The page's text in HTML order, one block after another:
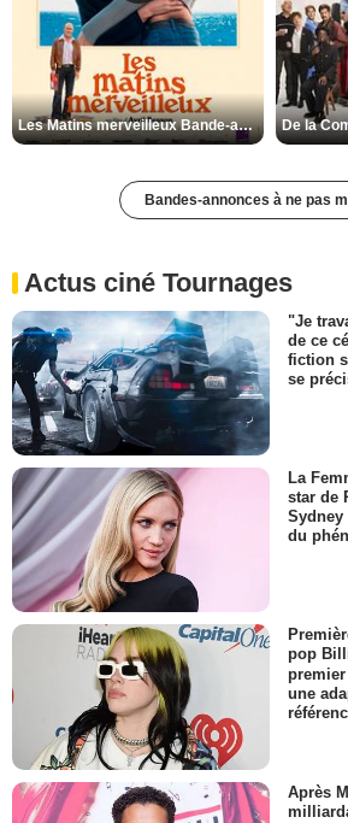
Les Matins merveilleux Bande-annonce VF
Bandes-annonces à ne pas
Actus ciné Tournages
"Je
de ce
fiction
se
La
star de
Sydney
du
pop
une
Après